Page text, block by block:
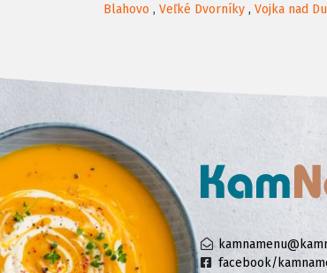
Blahovo , Veľké Dvorníky , Vojka nad
facebook/